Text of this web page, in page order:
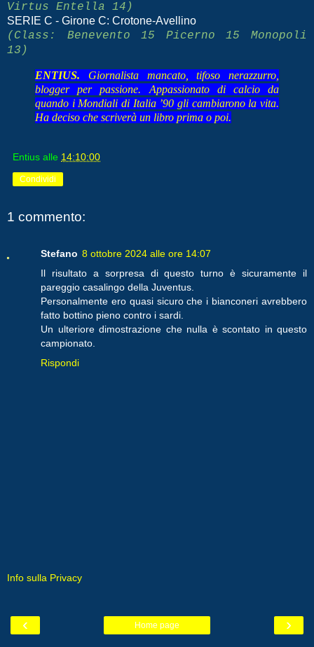
Virtus Entella 14)
SERIE C - Girone C: Crotone-Avellino
(Class: Benevento 15 Picerno 15 Monopoli
13)
ENTIUS. Giornalista mancato, tifoso nerazzurro,
blogger per passione. Appassionato di calcio da
quando i Mondiali di Italia ’90 gli cambiarono la vita.
Ha deciso che scriverà un libro prima o poi.
Entius alle 14:10:00
Condividi
1 commento:
Stefano 8 ottobre 2024 alle ore 14:07
Il risultato a sorpresa di questo turno è sicuramente il
pareggio casalingo della Juventus.
Personalmente ero quasi sicuro che i bianconeri avrebbero
fatto bottino pieno contro i sardi.
Un ulteriore dimostrazione che nulla è scontato in questo
campionato.
Rispondi
Info sulla Privacy
‹ ›
Home page